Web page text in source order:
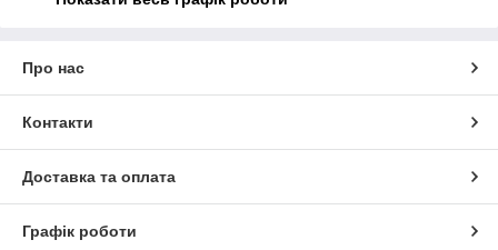
Про нас
Контакти
Доставка та оплата
Графік роботи